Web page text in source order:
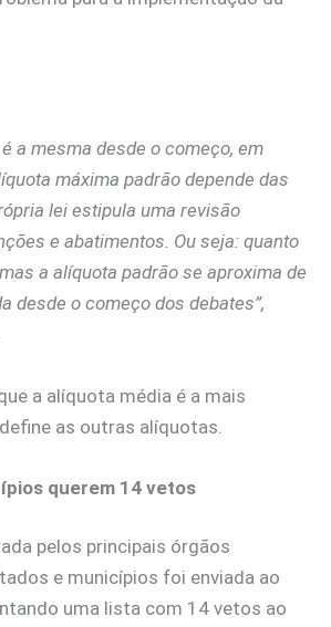
a mesma desde o começo, em
máxima padrão depende das
lei estipula uma revisão
e abatimentos. Ou seja: quanto
a alíquota padrão se aproxima de
desde o começo dos debates”,
a alíquota média é a mais
as outras alíquotas.
querem 14 vetos
pelos principais órgãos
e municípios foi enviada ao
uma lista com 14 vetos ao